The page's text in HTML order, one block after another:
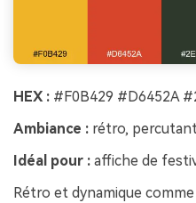
HEX : #F0B429 #D6452A
Ambiance : rétro,
Idéal pour : affiche de
Rétro et dynamique